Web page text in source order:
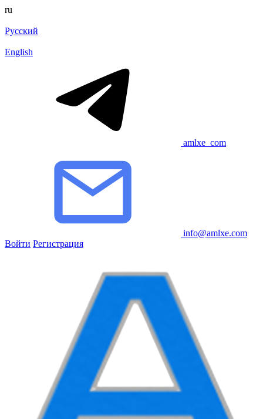
ru
Русский
English
amlxe_com
info@amlxe.com
Войти Регистрация